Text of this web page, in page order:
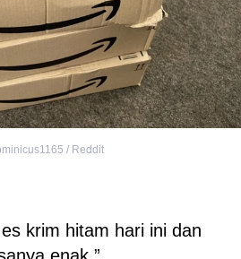
/ Reddit
krim hitam hari ini dan